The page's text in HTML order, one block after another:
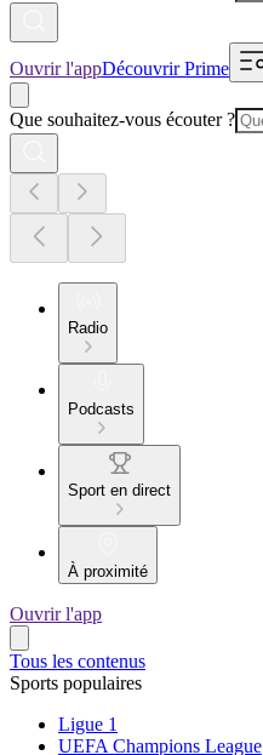
Ouvrir l'appDécouvrir Prime
Que souhaitez-vous écouter ?
Radio
Podcasts
Sport en direct
À proximité
Ouvrir l'app
Tous les contenus
Sports populaires
Ligue 1
UEFA Champions League